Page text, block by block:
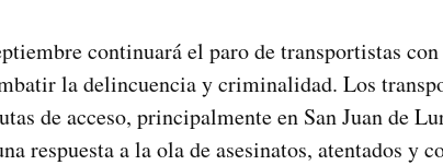
continuará el paro de transportistas
la delincuencia y criminalidad. Los
de acceso, principalmente en San Juan de
respuesta a la ola de asesinatos, atentados y